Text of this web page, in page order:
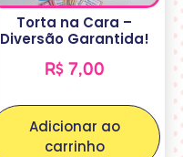
Torta na Cara –
Diversão Garantida!
R$7,00
Adicionar ao
carrinho